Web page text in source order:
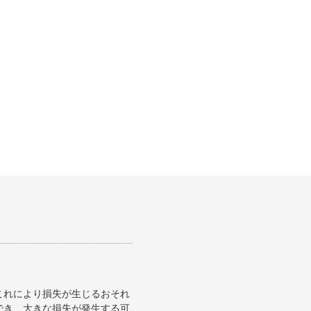
により損失が生じるおそれ
、大きな損失が発生する可